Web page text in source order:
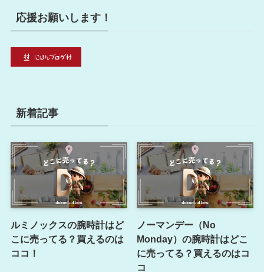
応援お願いします！
新着記事
ルミノックスの腕時計はど
こに売ってる？買えるのは
ココ！
ノーマンデー（No
Monday）の腕時計はどこ
に売ってる？買えるのはコ
コ